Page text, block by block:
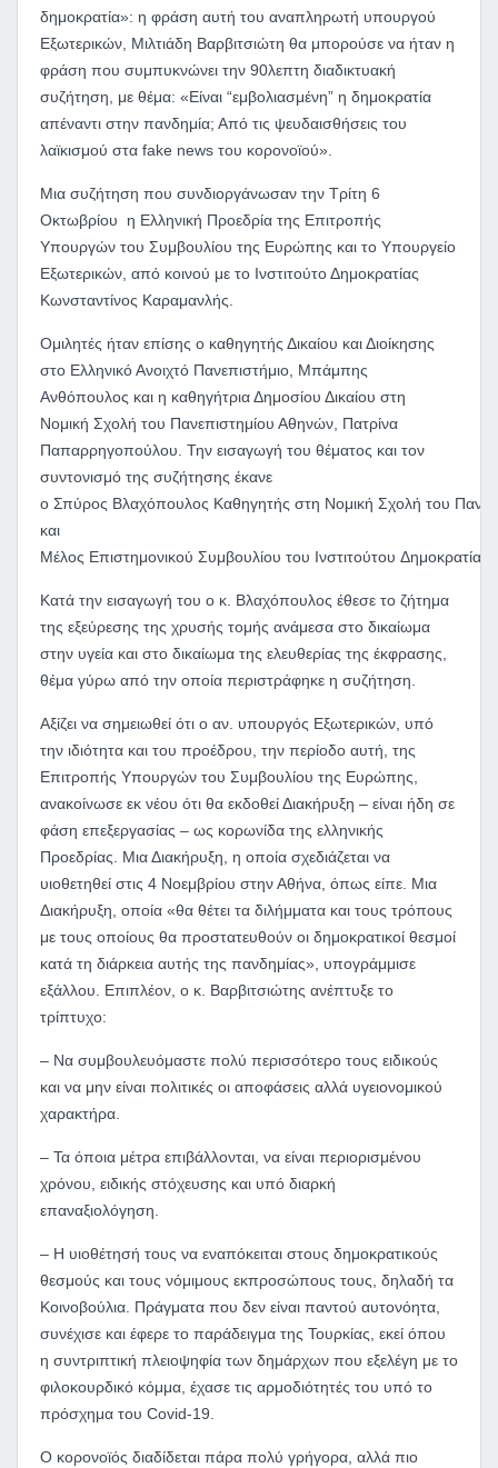
δημοκρατία»: η φράση αυτή του αναπληρωτή υπουργού
Εξωτερικών, Μιλτιάδη Βαρβιτσιώτη θα μπορούσε να ήταν η
φράση που συμπυκνώνει την 90λεπτη διαδικτυακή
συζήτηση, με θέμα: «Είναι “εμβολιασμένη” η δημοκρατία
απέναντι στην πανδημία; Από τις ψευδαισθήσεις του
λαϊκισμού στα fake news του κορονοϊού».
Μια συζήτηση που συνδιοργάνωσαν την Τρίτη 6
Οκτωβρίου η Ελληνική Προεδρία της Επιτροπής
Υπουργών του Συμβουλίου της Ευρώπης και το Υπουργείο
Εξωτερικών, από κοινού με το Ινστιτούτο Δημοκρατίας
Κωνσταντίνος Καραμανλής.
Ομιλητές ήταν επίσης ο καθηγητής Δικαίου και Διοίκησης
στο Ελληνικό Ανοιχτό Πανεπιστήμιο, Μπάμπης
Ανθόπουλος και η καθηγήτρια Δημοσίου Δικαίου στη
Νομική Σχολή του Πανεπιστημίου Αθηνών, Πατρίνα
Παπαρρηγοπούλου. Την εισαγωγή του θέματος και τον
συντονισμό της συζήτησης έκανε
ο Σπύρος Βλαχόπουλος Καθηγητής στη Νομική Σχολή του Πα
και
Μέλος Επιστημονικού Συμβουλίου του Ινστιτούτου Δημοκρατία
Κατά την εισαγωγή του ο κ. Βλαχόπουλος έθεσε το ζήτημα
της εξεύρεσης της χρυσής τομής ανάμεσα στο δικαίωμα
στην υγεία και στο δικαίωμα της ελευθερίας της έκφρασης,
θέμα γύρω από την οποία περιστράφηκε η συζήτηση.
Αξίζει να σημειωθεί ότι ο αν. υπουργός Εξωτερικών, υπό
την ιδιότητα και του προέδρου, την περίοδο αυτή, της
Επιτροπής Υπουργών του Συμβουλίου της Ευρώπης,
ανακοίνωσε εκ νέου ότι θα εκδοθεί Διακήρυξη – είναι ήδη σε
φάση επεξεργασίας – ως κορωνίδα της ελληνικής
Προεδρίας. Μια Διακήρυξη, η οποία σχεδιάζεται να
υιοθετηθεί στις 4 Νοεμβρίου στην Αθήνα, όπως είπε. Μια
Διακήρυξη, οποία «θα θέτει τα διλήμματα και τους τρόπους
με τους οποίους θα προστατευθούν οι δημοκρατικοί θεσμοί
κατά τη διάρκεια αυτής της πανδημίας», υπογράμμισε
εξάλλου. Επιπλέον, ο κ. Βαρβιτσιώτης ανέπτυξε το
τρίπτυχο:
– Να συμβουλευόμαστε πολύ περισσότερο τους ειδικούς
και να μην είναι πολιτικές οι αποφάσεις αλλά υγειονομικού
χαρακτήρα.
– Τα όποια μέτρα επιβάλλονται, να είναι περιορισμένου
χρόνου, ειδικής στόχευσης και υπό διαρκή
επαναξιολόγηση.
– Η υιοθέτησή τους να εναπόκειται στους δημοκρατικούς
θεσμούς και τους νόμιμους εκπροσώπους τους, δηλαδή τα
Κοινοβούλια. Πράγματα που δεν είναι παντού αυτονόητα,
συνέχισε και έφερε το παράδειγμα της Τουρκίας, εκεί όπου
η συντριπτική πλειοψηφία των δημάρχων που εξελέγη με το
φιλοκουρδικό κόμμα, έχασε τις αρμοδιότητές του υπό το
πρόσχημα του Covid-19.
Ο κορονοϊός διαδίδεται πάρα πολύ γρήγορα, αλλά πιο